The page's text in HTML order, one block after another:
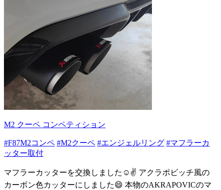
M2 クーペ コンペティション
#F87M2コンペ #M2クーペ #エンジェルリング #マフラーカ
ッター取付
マフラーカッターを交換しました☺️✌️ アクラポビッチ風の
カーボン色カッターにしました😄 本物のAKRAPOVICのマ